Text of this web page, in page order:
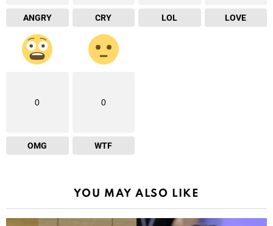
ANGRY CRY LOL LOVE
0
OMG
0
WTF
YOU MAY ALSO LIKE